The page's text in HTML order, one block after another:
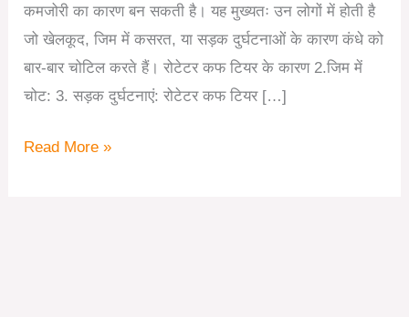
कमजोरी का कारण बन सकती है। यह मुख्यतः उन लोगों में होती है
जो खेलकूद, जिम में कसरत, या सड़क दुर्घटनाओं के कारण कंधे को
बार-बार चोटिल करते हैं। रोटेटर कफ टियर के कारण 2.जिम में
चोट: 3. सड़क दुर्घटनाएं: रोटेटर कफ टियर […]
Read More »